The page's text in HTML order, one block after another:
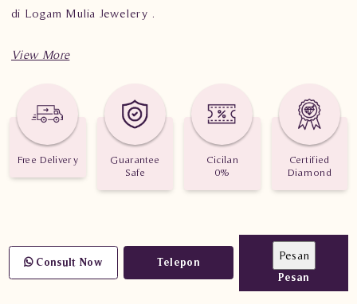
di Logam Mulia Jewelery .
Jumlah berlian : 25 buah
Nilai Karat : 0.376 karat
Free Delivery
Guarantee
Safe
Cicilan
0%
Certified
Diamond
Consult Now
Telepon
Pesan